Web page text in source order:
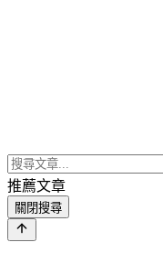
推薦文章
關閉搜尋